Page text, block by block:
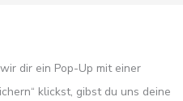
dir ein Pop-Up mit einer
klickst, gibst du uns deine